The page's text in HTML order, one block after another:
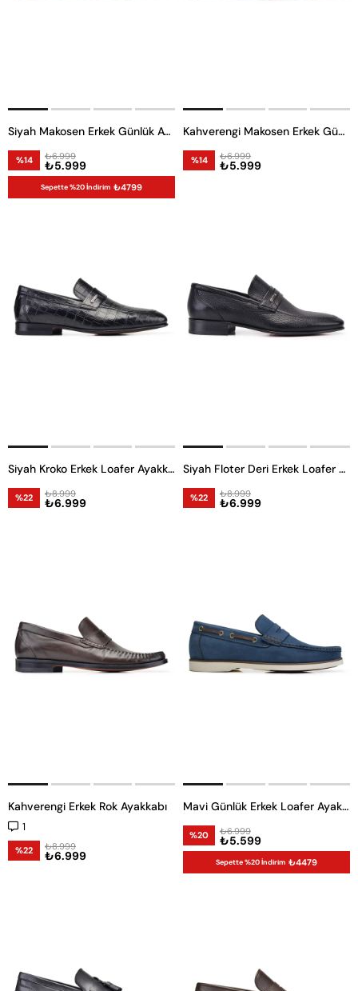
Siyah Makosen Erkek Günlük Ayakkabı
%14 ₺5.999
₺6.999
Sepette %20 İndirim ₺4799
Kahverengi Makosen Erkek Günlük Ayakkabı
%14 ₺5.999
₺6.999
Siyah Kroko Erkek Loafer Ayakkabı
%22 ₺6.999
₺8.999
Siyah Floter Deri Erkek Loafer Ayakkabı
%22 ₺6.999
₺8.999
Kahverengi Erkek Rok Ayakkabı
1
%22 ₺6.999
₺8.999
Mavi Günlük Erkek Loafer Ayakkabı
%20 ₺5.599
₺6.999
Sepette %20 İndirim ₺4479